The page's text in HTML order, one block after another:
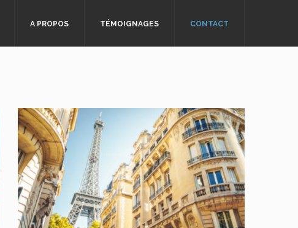
A PROPOS TÉMOIGNAGES CONTACT